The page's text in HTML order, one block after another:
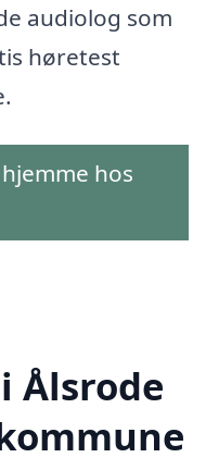
audiolog som
høretest
hos
Ålsrode